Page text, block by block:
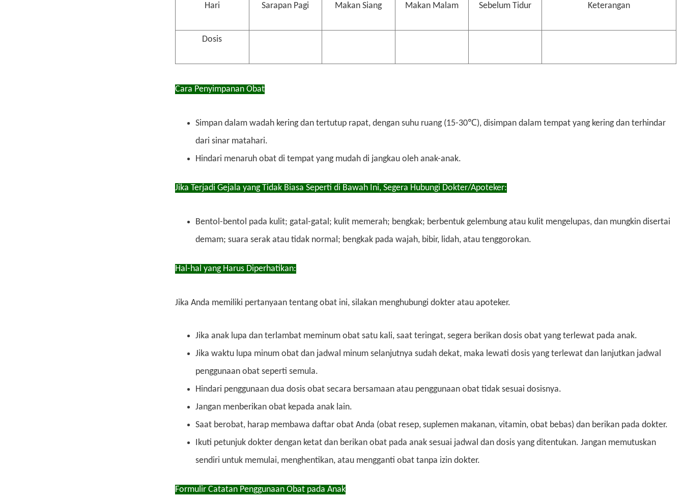
Hari Sarapan Pagi Makan Siang Makan Malam Sebelum Tidur Keterangan
Dosis
Cara Penyimpanan Obat
Simpan dalam wadah kering dan tertutup rapat, dengan suhu ruang (15-30℃), disimpan dalam tempat yang kering dan terhindar
dari sinar matahari.
Hindari menaruh obat di tempat yang mudah di jangkau oleh anak-anak.
Jika Terjadi Gejala yang Tidak Biasa Seperti di Bawah Ini, Segera Hubungi Dokter/Apoteker:
Bentol-bentol pada kulit; gatal-gatal; kulit memerah; bengkak; berbentuk gelembung atau kulit mengelupas, dan mungkin disertai
demam; suara serak atau tidak normal; bengkak pada wajah, bibir, lidah, atau tenggorokan.
Hal-hal yang Harus Diperhatikan:
Jika Anda memiliki pertanyaan tentang obat ini, silakan menghubungi dokter atau apoteker.
Jika anak lupa dan terlambat meminum obat satu kali, saat teringat, segera berikan dosis obat yang terlewat pada anak.
Jika waktu lupa minum obat dan jadwal minum selanjutnya sudah dekat, maka lewati dosis yang terlewat dan lanjutkan jadwal
penggunaan obat seperti semula.
Hindari penggunaan dua dosis obat secara bersamaan atau penggunaan obat tidak sesuai dosisnya.
Jangan menberikan obat kepada anak lain.
Saat berobat, harap membawa daftar obat Anda (obat resep, suplemen makanan, vitamin, obat bebas) dan berikan pada dokter.
Ikuti petunjuk dokter dengan ketat dan berikan obat pada anak sesuai jadwal dan dosis yang ditentukan. Jangan memutuskan
sendiri untuk memulai, menghentikan, atau mengganti obat tanpa izin dokter.
Formulir Catatan Penggunaan Obat pada Anak